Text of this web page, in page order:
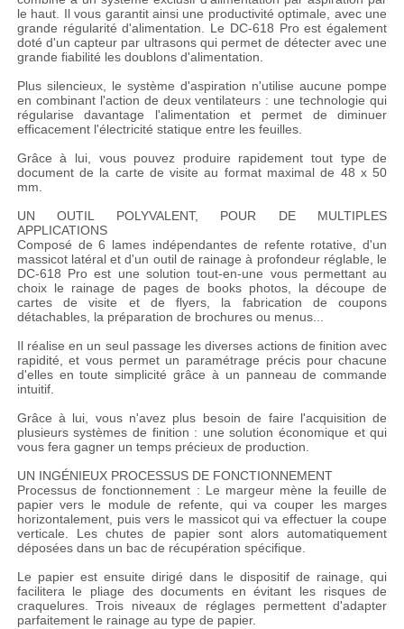
le haut. Il vous garantit ainsi une productivité optimale, avec une
grande régularité d'alimentation. Le DC-618 Pro est également
doté d'un capteur par ultrasons qui permet de détecter avec une
grande fiabilité les doublons d'alimentation.
Plus silencieux, le système d'aspiration n'utilise aucune pompe
en combinant l'action de deux ventilateurs : une technologie qui
régularise davantage l'alimentation et permet de diminuer
efficacement l'électricité statique entre les feuilles.
Grâce à lui, vous pouvez produire rapidement tout type de
document de la carte de visite au format maximal de 48 x 50
mm.
UN OUTIL POLYVALENT, POUR DE MULTIPLES
APPLICATIONS
Composé de 6 lames indépendantes de refente rotative, d'un
massicot latéral et d'un outil de rainage à profondeur réglable, le
DC-618 Pro est une solution tout-en-une vous permettant au
choix le rainage de pages de books photos, la découpe de
cartes de visite et de flyers, la fabrication de coupons
détachables, la préparation de brochures ou menus...
Il réalise en un seul passage les diverses actions de finition avec
rapidité, et vous permet un paramétrage précis pour chacune
d'elles en toute simplicité grâce à un panneau de commande
intuitif.
Grâce à lui, vous n'avez plus besoin de faire l'acquisition de
plusieurs systèmes de finition : une solution économique et qui
vous fera gagner un temps précieux de production.
UN INGÉNIEUX PROCESSUS DE FONCTIONNEMENT
Processus de fonctionnement : Le margeur mène la feuille de
papier vers le module de refente, qui va couper les marges
horizontalement, puis vers le massicot qui va effectuer la coupe
verticale. Les chutes de papier sont alors automatiquement
déposées dans un bac de récupération spécifique.
Le papier est ensuite dirigé dans le dispositif de rainage, qui
facilitera le pliage des documents en évitant les risques de
craquelures. Trois niveaux de réglages permettent d'adapter
parfaitement le rainage au type de papier.